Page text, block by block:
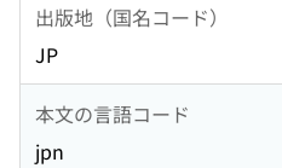
出版地（国名コード）
JP
本文の言語コード
jpn